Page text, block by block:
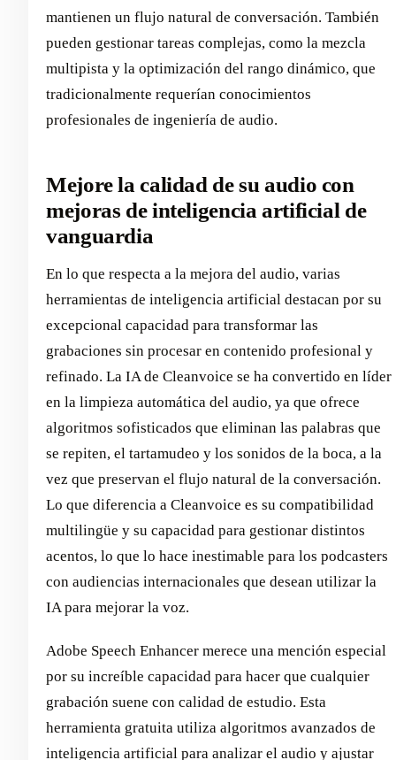
mantienen un flujo natural de conversación. También
pueden gestionar tareas complejas, como la mezcla
multipista y la optimización del rango dinámico, que
tradicionalmente requerían conocimientos
profesionales de ingeniería de audio.
Mejore la calidad de su audio con
mejoras de inteligencia artificial de
vanguardia
En lo que respecta a la mejora del audio, varias
herramientas de inteligencia artificial destacan por su
excepcional capacidad para transformar las
grabaciones sin procesar en contenido profesional y
refinado. La IA de Cleanvoice se ha convertido en líder
en la limpieza automática del audio, ya que ofrece
algoritmos sofisticados que eliminan las palabras que
se repiten, el tartamudeo y los sonidos de la boca, a la
vez que preservan el flujo natural de la conversación.
Lo que diferencia a Cleanvoice es su compatibilidad
multilingüe y su capacidad para gestionar distintos
acentos, lo que lo hace inestimable para los podcasters
con audiencias internacionales que desean utilizar la
IA para mejorar la voz.
Adobe Speech Enhancer merece una mención especial
por su increíble capacidad para hacer que cualquier
grabación suene con calidad de estudio. Esta
herramienta gratuita utiliza algoritmos avanzados de
inteligencia artificial para analizar el audio y ajustar